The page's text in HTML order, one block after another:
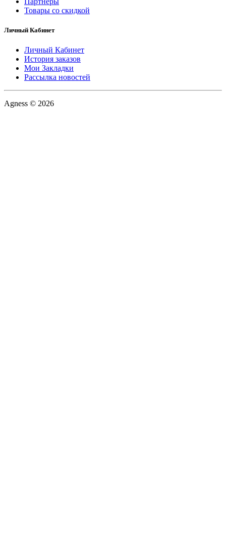
Товары со скидкой
Личный Кабинет
Личный Кабинет
История заказов
Мои Закладки
Рассылка новостей
Agness © 2026